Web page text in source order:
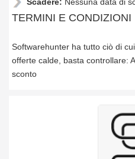
TERMINI E CONDIZIONI
Softwarehunter ha tutto ciò di
offerte calde, basta controllare:
sconto